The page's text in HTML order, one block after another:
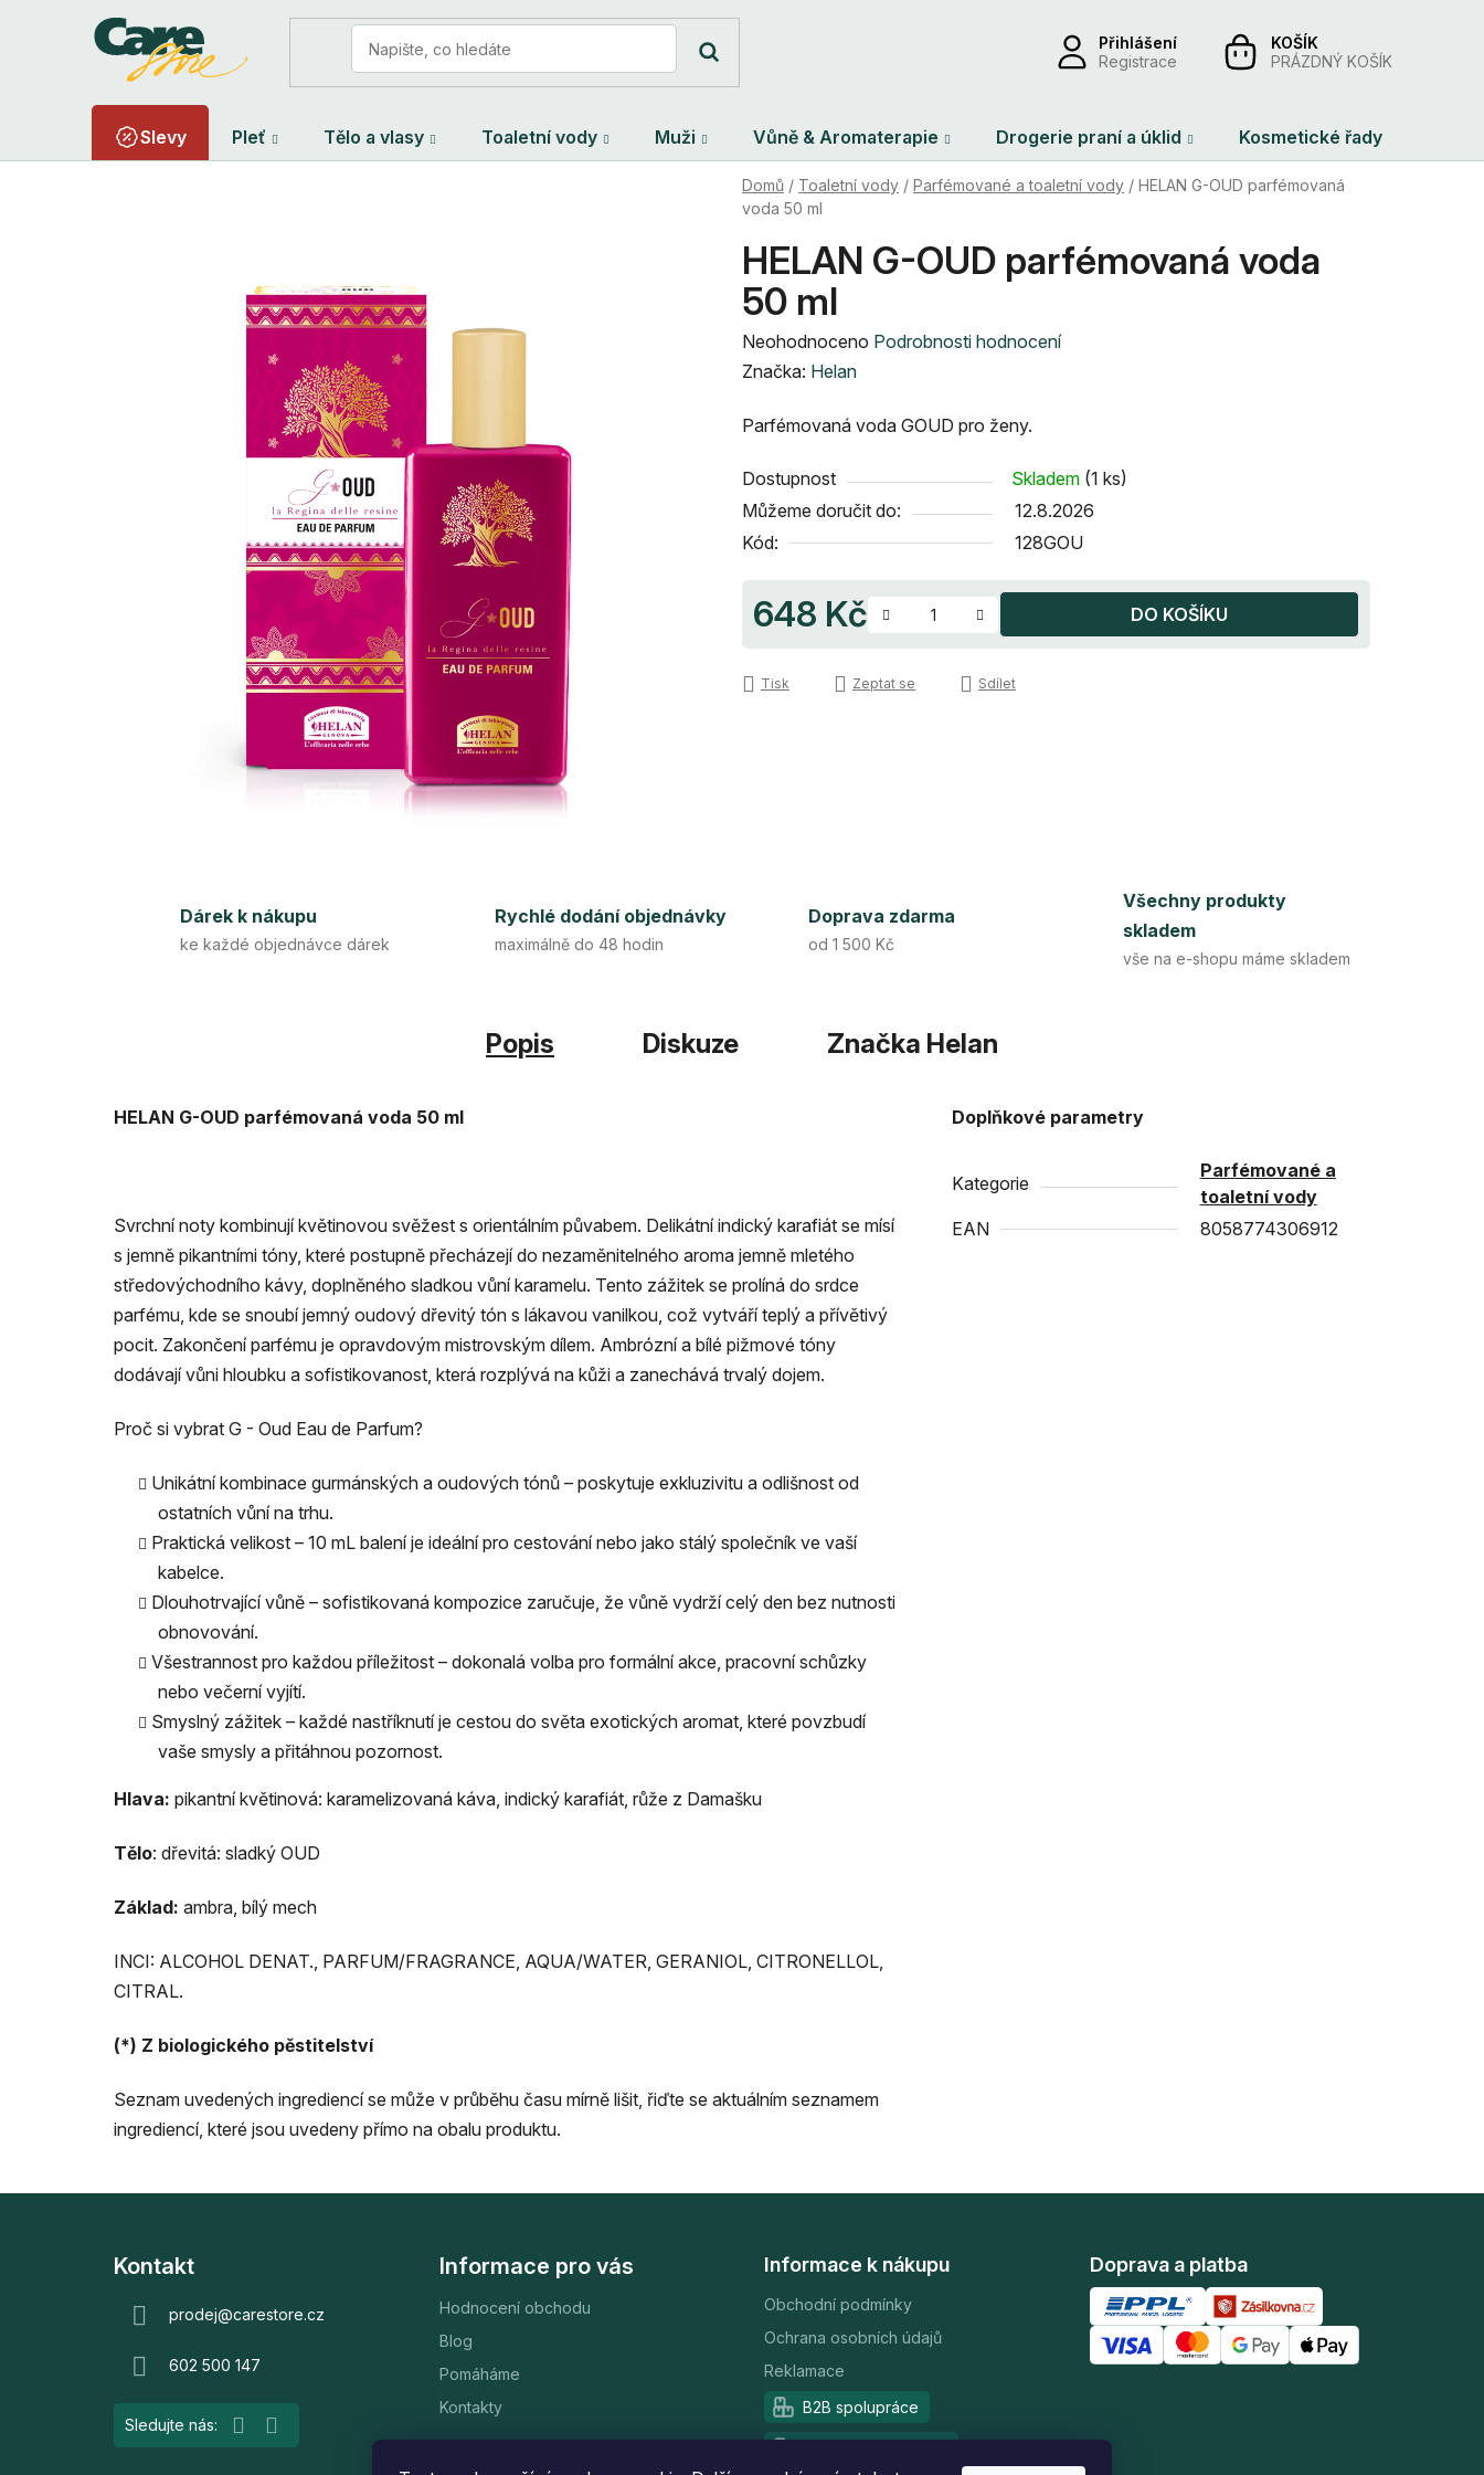
Přihlášení
Registrace
NÁKUPNÍPRÁZDNÝ KOŠÍK
Slevy Pleť Tělo a vlasy Toaletní vody Muži Vůně & Aromaterapie Drogerie praní a úklid Kosmetické řady
Domů / Toaletní vody / Parfémované a toaletní vody / HELAN G-OUD parfémovaná
voda 50 ml
HELAN G-OUD parfémovaná voda
50 ml
Průměrné
hodnocení
je
z
5
hvězdiček.
Neohodnoceno Podrobnosti hodnocení
Značka: Helan
Parfémovaná voda GOUD pro ženy.
Dostupnost Skladem (1 ks)
Můžeme doručit do:
12.8.2026
Kód:
128GOU
648 Kč DO KOŠÍKU
Tisk Zeptat se Sdílet
Dárek k nákupu
ke každé objednávce dárek
Rychlé dodání objednávky
maximálně do 48 hodin
Doprava zdarma
od 1 500 Kč
Všechny produkty
skladem
vše na e-shopu máme skladem
Popis Diskuze Značka Helan
HELAN G-OUD parfémovaná voda 50 ml
Svrchní noty kombinují květinovou svěžest s orientálním půvabem. Delikátní indický karafiát se mísí
s jemně pikantními tóny, které postupně přecházejí do nezaměnitelného aroma jemně mletého
středovýchodního kávy, doplněného sladkou vůní karamelu. Tento zážitek se prolíná do srdce
parfému, kde se snoubí jemný oudový dřevitý tón s lákavou vanilkou, což vytváří teplý a přívětivý
pocit. Zakončení parfému je opravdovým mistrovským dílem. Ambrózní a bílé pižmové tóny
dodávají vůni hloubku a sofistikovanost, která rozplývá na kůži a zanechává trvalý dojem.
Proč si vybrat G - Oud Eau de Parfum?
Unikátní kombinace gurmánských a oudových tónů – poskytuje exkluzivitu a odlišnost od
ostatních vůní na trhu.
Praktická velikost – 10 mL balení je ideální pro cestování nebo jako stálý společník ve vaší
kabelce.
Dlouhotrvající vůně – sofistikovaná kompozice zaručuje, že vůně vydrží celý den bez nutnosti
obnovování.
Všestrannost pro každou příležitost – dokonalá volba pro formální akce, pracovní schůzky
nebo večerní vyjítí.
Smyslný zážitek – každé nastříknutí je cestou do světa exotických aromat, které povzbudí
vaše smysly a přitáhnou pozornost.
Hlava: pikantní květinová: karamelizovaná káva, indický karafiát, růže z Damašku
Tělo: dřevitá: sladký OUD
Základ: ambra, bílý mech
INCI: ALCOHOL DENAT., PARFUM/FRAGRANCE, AQUA/WATER, GERANIOL, CITRONELLOL,
CITRAL.
(*) Z biologického pěstitelství
Seznam uvedených ingrediencí se může v průběhu času mírně lišit, řiďte se aktuálním seznamem
ingrediencí, které jsou uvedeny přímo na obalu produktu.
Doplňkové parametry
Kategorie
Parfémované a
toaletní vody
EAN
8058774306912
Kontakt
prodej@carestore.cz
602 500 147
Informace pro vás
Hodnocení obchodu
Blog
Pomáháme
Kontakty
Informace k nákupu
Obchodní podmínky
Ochrana osobních údajů
Reklamace
B2B spolupráce
Doprava a platba